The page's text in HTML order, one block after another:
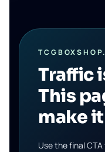
Traffic
This
make
Use the final